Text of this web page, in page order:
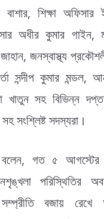
বাশার, শিক্ষা
অধীর কুমার গাইন,
জনস্বাস্থ্য
সন্দীপ কুমার মন্ডল,
খাতুন সহ বিভিন্ন
সহ সংশ্লিষ্ট সদস্যরা।
গত ৫ আগস্টের
পরিস্থিতির
বজায় রেখে